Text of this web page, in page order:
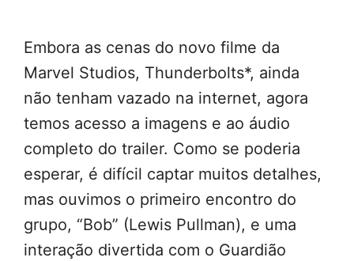
Embora as cenas do novo filme da
Marvel Studios, Thunderbolts*, ainda
não tenham vazado na internet, agora
temos acesso a imagens e ao áudio
completo do trailer. Como se poderia
esperar, é difícil captar muitos detalhes,
mas ouvimos o primeiro encontro do
grupo, “Bob” (Lewis Pullman), e uma
interação divertida com o Guardião